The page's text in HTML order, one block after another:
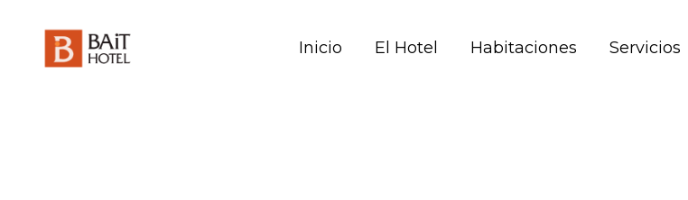
content
Inicio El Hotel Habitaciones Servicios